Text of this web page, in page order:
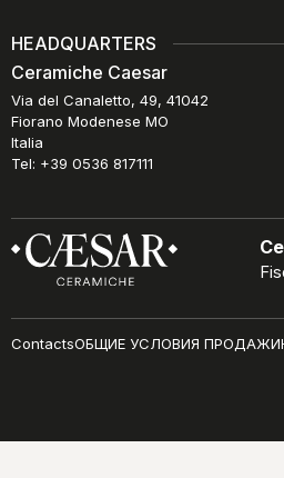
HEADQUARTERS
Ceramiche Caesar
Via del Canaletto, 49, 41042
Fiorano Modenese MO
Italia
Tel: +39 0536 817111
ContactsОБЩИЕ УСЛОВИЯ ПРОДАЖИ